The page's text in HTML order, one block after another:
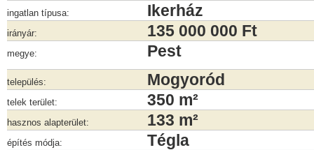
ingatlan típusa: Ikerház
irányár: 135 000 000 Ft
megye: Pest
település: Mogyoród
telek terület: 350 m²
hasznos alapterület: 133 m²
építés módja: Tégla